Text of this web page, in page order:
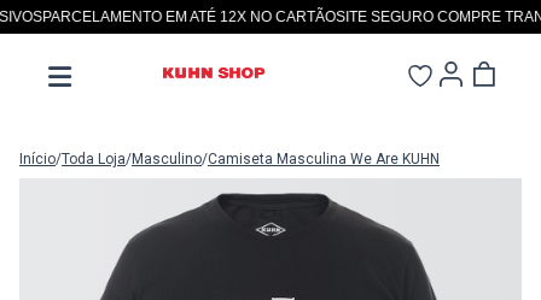
PARCELAMENTO EM ATÉ 12X NO CARTÃOSITE SEGURO COMPRE
Início/Toda Loja/Masculino/Camiseta Masculina We Are KUHN